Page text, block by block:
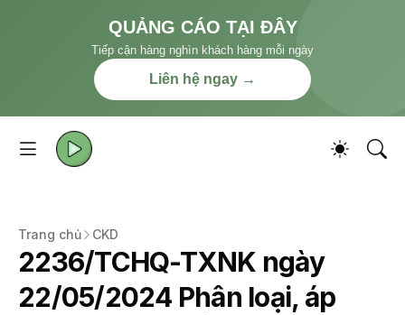
QUẢNG CÁO TẠI ĐÂY
Tiếp cận hàng nghìn khách hàng mỗi ngày
Liên hệ ngay →
Trang chủ CKD
2236/TCHQ-TXNK ngày
22/05/2024 Phân loại, áp